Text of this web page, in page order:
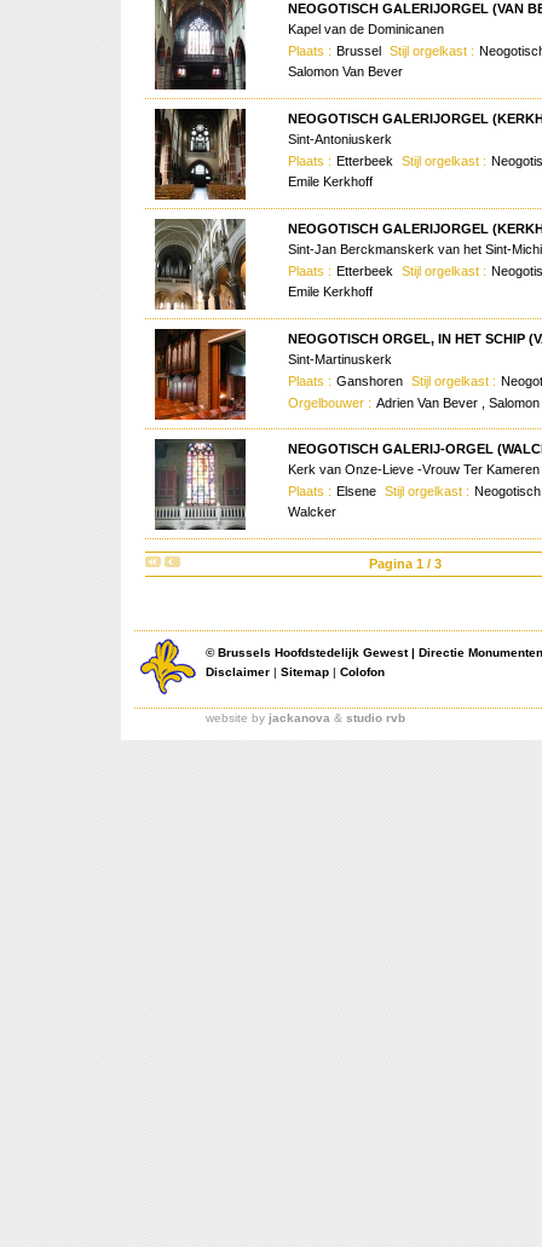
NEOGOTISCH GALERIJORGEL (VAN
Kapel van de Dominicanen
Plaats : Brussel Stijl orgelkast :
Salomon Van Bever
NEOGOTISCH GALERIJORGEL
Sint-Antoniuskerk
Plaats : Etterbeek Stijl orgelkast :
Emile Kerkhoff
NEOGOTISCH GALERIJORGEL
Sint-Jan Berckmanskerk van het Sint-
Plaats : Etterbeek Stijl orgelkast :
Emile Kerkhoff
NEOGOTISCH ORGEL, IN HET SCHIP
Sint-Martinuskerk
Plaats : Ganshoren Stijl orgelkast :
Orgelbouwer : Adrien Van Bever ,
NEOGOTISCH GALERIJ-ORGEL
Kerk van Onze-Lieve -Vrouw Ter Kameren
Plaats : Elsene Stijl orgelkast :
Walcker
Pagina 1 / 3
©Brussels Hoofdstedelijk Gewest| Directie
Disclaimer | Sitemap | Colofon
website by jackanova & studio rvb